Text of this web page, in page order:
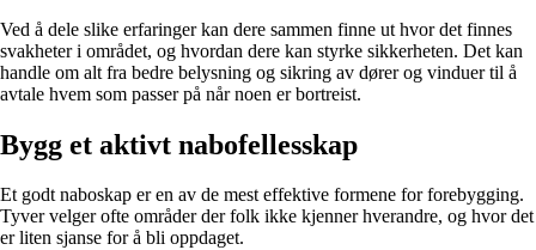
Ved å dele slike erfaringer kan dere sammen finne ut hvor det finnes
svakheter i området, og hvordan dere kan styrke sikkerheten. Det kan
handle om alt fra bedre belysning og sikring av dører og vinduer til å
avtale hvem som passer på når noen er bortreist.
Bygg et aktivt nabofellesskap
Et godt naboskap er en av de mest effektive formene for forebygging.
Tyver velger ofte områder der folk ikke kjenner hverandre, og hvor det
er liten sjanse for å bli oppdaget.